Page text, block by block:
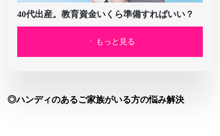
40代出産。教育資金いくら準備すればいい？
もっと見る
◎ハンディのあるご家族がいる方の悩み解決